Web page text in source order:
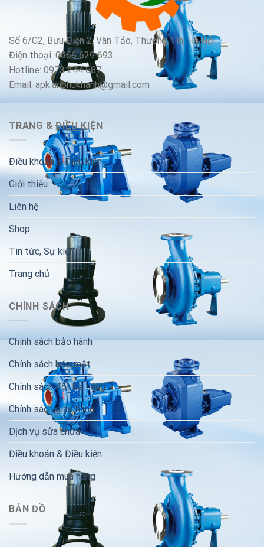
Số 6/C2, Bưu Điện 2, Vân Tảo, Thường Tín, Hà Nội
Điện thoại: 0966 629 693
Hotline: 0973 244 687
Email: apk.anphukhanh@gmail.com
TRANG & ĐIỀU KIỆN
Điều khoản & Điều kiện
Giới thiệu
Liên hệ
Shop
Tin tức, Sự kiện
Trang chủ
CHÍNH SÁCH
Chính sách bảo hành
Chính sách bảo mật
Chính sách đổi trả hàng
Chính sách giao hàng
Dịch vụ sửa chữa
Điều khoản & Điều kiện
Hướng dẫn mua hàng
BẢN ĐỒ